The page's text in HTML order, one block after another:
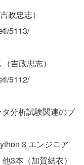
政忠志）
5113/
吉政忠志）
5112/
分析試験関連のブ
3 エンジニア
3本（加賀結衣）